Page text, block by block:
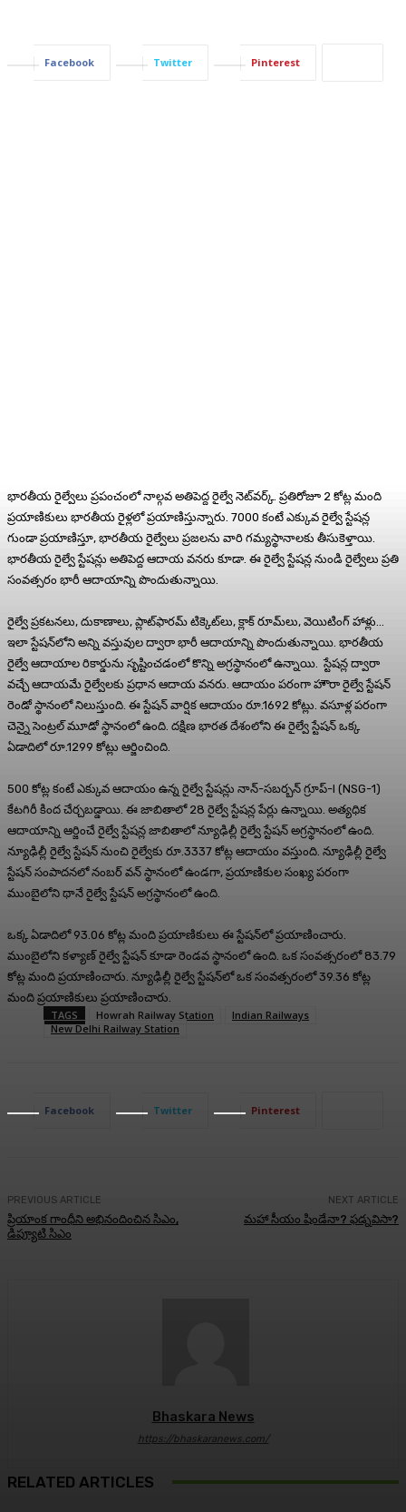
Facebook Twitter Pinterest
భారతీయ రైల్వేలు ప్రపంచంలో నాల్గవ అతిపెద్ద రైల్వే నెట్‌వర్క్. ప్రతిరోజూ 2 కోట్ల మంది
ప్రయాణికులు భారతీయ రైళ్లలో ప్రయాణిస్తున్నారు. 7000 కంటే ఎక్కువ రైల్వే స్టేషన్ల
గుండా ప్రయాణిస్తూ, భారతీయ రైల్వేలు ప్రజలను వారి గమ్యస్థానాలకు తీసుకెళ్తాయి.
భారతీయ రైల్వే స్టేషన్లు అతిపెద్ద ఆదాయ వనరు కూడా. ఈ రైల్వే స్టేషన్ల నుండి రైల్వేలు ప్రతి
సంవత్సరం భారీ ఆదాయాన్ని పొందుతున్నాయి.
రైల్వే ప్రకటనలు, దుకాణాలు, ప్లాట్‌ఫారమ్ టిక్కెట్‌లు, క్లాక్ రూమ్‌లు, వెయిటింగ్ హాళ్లు…
ఇలా స్టేషన్‌లోని అన్ని వస్తువుల ద్వారా భారీ ఆదాయాన్ని పొందుతున్నాయి. భారతీయ
రైల్వే ఆదాయాల రికార్డును సృష్టించడంలో కొన్ని అగ్రస్థానంలో ఉన్నాయి. స్టేషన్ల ద్వారా
వచ్చే ఆదాయమే రైల్వేలకు ప్రధాన ఆదాయ వనరు. ఆదాయం పరంగా హౌరా రైల్వే స్టేషన్
రెండో స్థానంలో నిలుస్తుంది. ఈ స్టేషన్ వార్షిక ఆదాయం రూ.1692 కోట్లు. వసూళ్ల పరంగా
చెన్నై సెంట్రల్ మూడో స్థానంలో ఉంది. దక్షిణ భారత దేశంలోని ఈ రైల్వే స్టేషన్ ఒక్క
ఏడాదిలో రూ.1299 కోట్లు ఆర్జించింది.
500 కోట్ల కంటే ఎక్కువ ఆదాయం ఉన్న రైల్వే స్టేషన్లు నాన్-సబర్బన్ గ్రూప్-I (NSG-1)
కేటగిరీ కింద చేర్చబడ్డాయి. ఈ జాబితాలో 28 రైల్వే స్టేషన్ల పేర్లు ఉన్నాయి. అత్యధిక
ఆదాయాన్ని ఆర్జించే రైల్వే స్టేషన్ల జాబితాలో న్యూఢిల్లీ రైల్వే స్టేషన్ అగ్రస్థానంలో ఉంది.
న్యూఢిల్లీ రైల్వే స్టేషన్ నుంచి రైల్వేకు రూ.3337 కోట్ల ఆదాయం వస్తుంది. న్యూఢిల్లీ రైల్వే
స్టేషన్ సంపాదనలో నంబర్ వన్ స్థానంలో ఉండగా, ప్రయాణికుల సంఖ్య పరంగా
ముంబైలోని థానే రైల్వే స్టేషన్ అగ్రస్థానంలో ఉంది.
ఒక్క ఏడాదిలో 93.06 కోట్ల మంది ప్రయాణికులు ఈ స్టేషన్‌లో ప్రయాణించారు.
ముంబైలోని కళ్యాణ్ రైల్వే స్టేషన్ కూడా రెండవ స్థానంలో ఉంది. ఒక సంవత్సరంలో 83.79
కోట్ల మంది ప్రయాణించారు. న్యూఢిల్లీ రైల్వే స్టేషన్‌లో ఒక సంవత్సరంలో 39.36 కోట్ల
మంది ప్రయాణికులు ప్రయాణించారు.
TAGS
Howrah Railway Station
Indian Railways
New Delhi Railway Station
Facebook Twitter Pinterest
PREVIOUS ARTICLE
ప్రియాంక గాంధీని అభినందించిన సిఎం,
డిప్యూటి సిఎం
NEXT ARTICLE
మహా సీయం షిండేనా? ఫడ్నవిసా?
Bhaskara News
https://bhaskaranews.com/
RELATED ARTICLES